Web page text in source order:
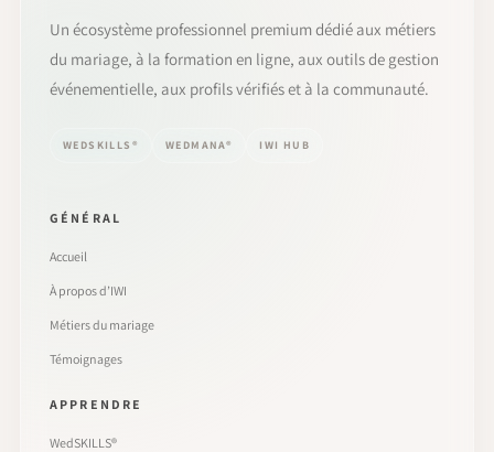
Un écosystème professionnel premium dédié aux métiers
du mariage, à la formation en ligne, aux outils de gestion
événementielle, aux profils vérifiés et à la communauté.
WEDSKILLS® WEDMANA® IWI HUB
GÉNÉRAL
Accueil
À propos d’IWI
Métiers du mariage
Témoignages
APPRENDRE
WedSKILLS®